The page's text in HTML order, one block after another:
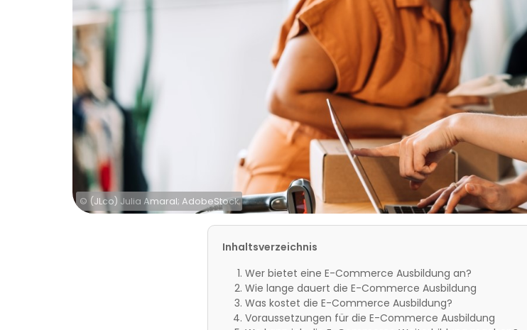
© (JLco) Julia Amaral; AdobeStock
Inhaltsverzeichnis
Wer bietet eine E-Commerce Ausbildung an?
Wie lange dauert die E-Commerce Ausbildung
Was kostet die E-Commerce Ausbildung?
Voraussetzungen für die E-Commerce Ausbildung